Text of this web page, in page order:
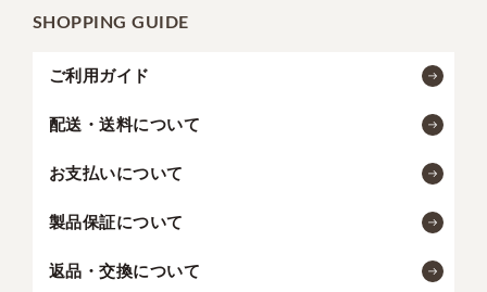
SHOPPING GUIDE
ご利用ガイド
配送・送料について
お支払いについて
製品保証について
返品・交換について